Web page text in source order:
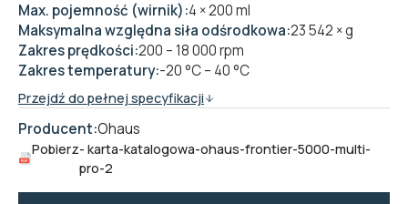
Max. pojemność (wirnik):4 × 200 ml
Maksymalna względna siła odśrodkowa:23 542 × g
Zakres prędkości:200 – 18 000 rpm
Zakres temperatury:-20 °C – 40 °C
Przejdź do pełnej specyfikacji
Producent:Ohaus
Pobierz- karta-katalogowa-ohaus-frontier-5000-multi-
pro-2